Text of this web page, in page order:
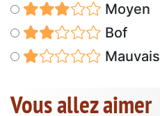
Moyen
Bof
Mauvais
Vous allez aimer